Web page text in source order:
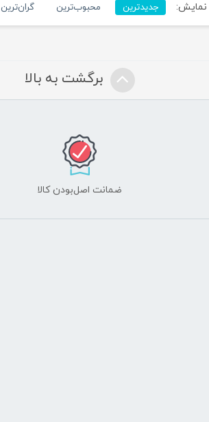
جدیدترین محبوب‌ترین گران‌ترین
برگشت به بالا
ضمانت اصل‌بودن کالا